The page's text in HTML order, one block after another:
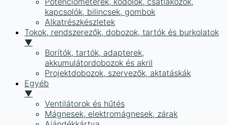
kapcsolók, bilincsek, gombok
Alkatrészkészletek
Tokok, rendszerezők, dobozok, tartók és burkolatok
▼
Borítók, tartók, adapterek,
akkumulátordobozok és akril
Projektdobozok, szervezők, aktatáskák
Egyéb
▼
Ventilátorok és hűtés
Mágnesek, elektromágnesek, zárak